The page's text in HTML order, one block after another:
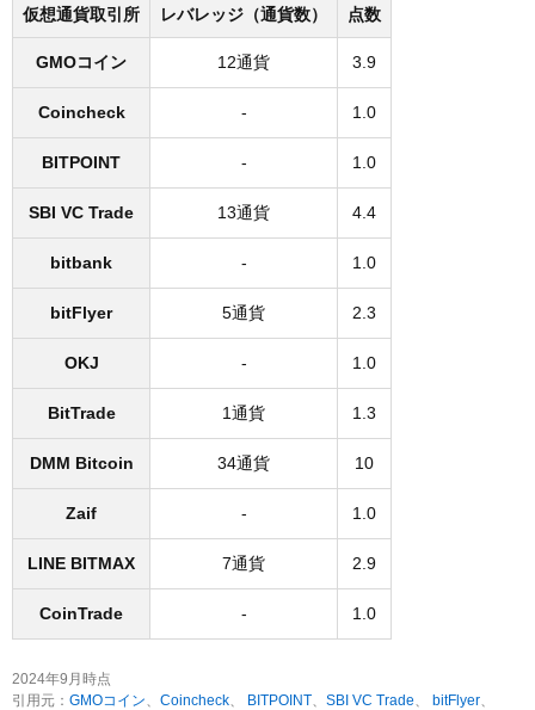
仮想通貨取引所 レバレッジ（通貨数） 点数
GMOコイン 12通貨 3.9
Coincheck - 1.0
BITPOINT - 1.0
SBI VC Trade 13通貨 4.4
bitbank - 1.0
bitFlyer 5通貨 2.3
OKJ - 1.0
BitTrade 1通貨 1.3
DMM Bitcoin 34通貨 10
Zaif - 1.0
LINE BITMAX 7通貨 2.9
CoinTrade - 1.0
2024年9月時点
引用元： GMOコイン、 Coincheck、 BITPOINT、 SBI VC Trade、 bitFlyer、